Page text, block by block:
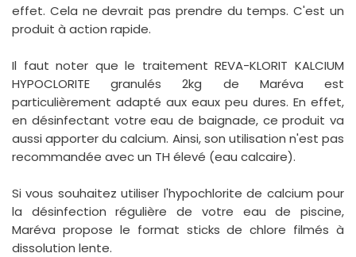
effet. Cela ne devrait pas prendre du temps. C'est un
produit à action rapide.
Il faut noter que le traitement REVA-KLORIT KALCIUM
HYPOCLORITE granulés 2kg de Maréva est
particulièrement adapté aux eaux peu dures. En effet,
en désinfectant votre eau de baignade, ce produit va
aussi apporter du calcium. Ainsi, son utilisation n'est pas
recommandée avec un TH élevé (eau calcaire).
Si vous souhaitez utiliser l'hypochlorite de calcium pour
la désinfection régulière de votre eau de piscine,
Maréva propose le format sticks de chlore filmés à
dissolution lente.